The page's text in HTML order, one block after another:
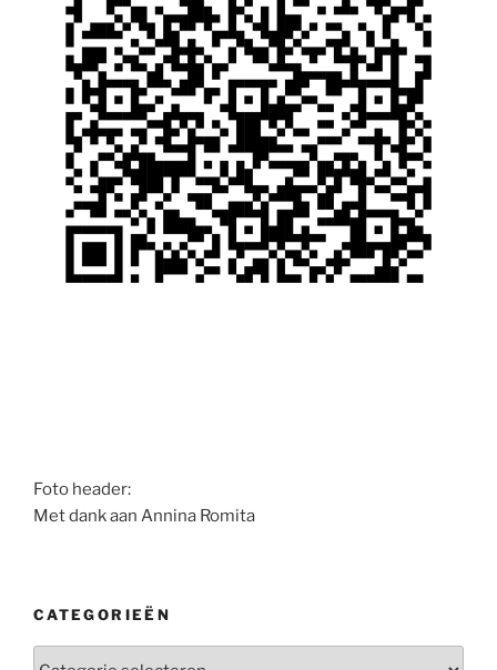
Foto header:
Met dank aan Annina Romita
CATEGORIEËN